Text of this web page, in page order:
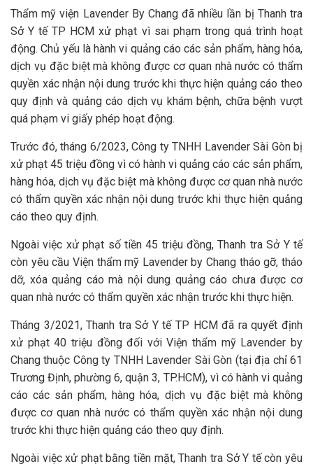
Thẩm mỹ viện Lavender By Chang đã nhiều lần bị Thanh tra
Sở Y tế TP HCM xử phạt vì sai phạm trong quá trình hoạt
động. Chủ yếu là hành vi quảng cáo các sản phẩm, hàng hóa,
dịch vụ đặc biệt mà không được cơ quan nhà nước có thẩm
quyền xác nhận nội dung trước khi thực hiện quảng cáo theo
quy định và quảng cáo dịch vụ khám bệnh, chữa bệnh vượt
quá phạm vi giấy phép hoạt động.
Trước đó, tháng 6/2023, Công ty TNHH Lavender Sài Gòn bị
xử phạt 45 triệu đồng vì có hành vi quảng cáo các sản phẩm,
hàng hóa, dịch vụ đặc biệt mà không được cơ quan nhà nước
có thẩm quyền xác nhận nội dung trước khi thực hiện quảng
cáo theo quy định.
Ngoài việc xử phạt số tiền 45 triệu đồng, Thanh tra Sở Y tế
còn yêu cầu Viện thẩm mỹ Lavender by Chang tháo gỡ, tháo
dỡ, xóa quảng cáo mà nội dung quảng cáo chưa được cơ
quan nhà nước có thẩm quyền xác nhận trước khi thực hiện.
Tháng 3/2021, Thanh tra Sở Y tế TP HCM đã ra quyết định
xử phạt 40 triệu đồng đối với Viện thẩm mỹ Lavender by
Chang thuộc Công ty TNHH Lavender Sài Gòn (tại địa chỉ 61
Trương Định, phường 6, quận 3, TP.HCM), vì có hành vi quảng
cáo các sản phẩm, hàng hóa, dịch vụ đặc biệt mà không
được cơ quan nhà nước có thẩm quyền xác nhận nội dung
trước khi thực hiện quảng cáo theo quy định.
Ngoài việc xử phạt bằng tiền mặt, Thanh tra Sở Y tế còn yêu